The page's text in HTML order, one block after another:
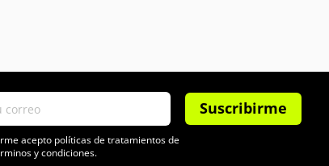
Suscribirme
acepto políticas de tratamientos de
y condiciones.